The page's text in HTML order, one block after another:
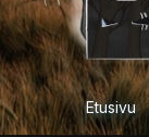
Etusivu